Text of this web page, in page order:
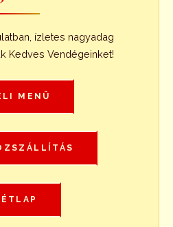
ízletes nagyadag
Kedves Vendégeinket!
MENÜ
ÉTLAP